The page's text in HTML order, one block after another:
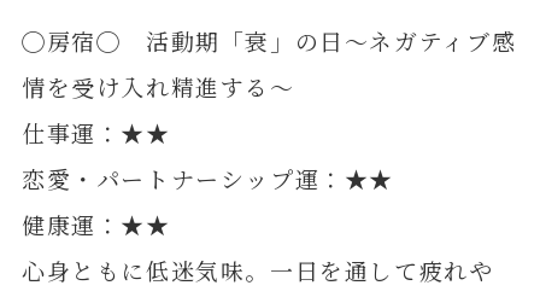
◯房宿◯ 活動期「衰」の日～ネガティブ感
情を受け入れ精進する～
仕事運：★★
恋愛・パートナーシップ運：★★
健康運：★★
心身ともに低迷気味。一日を通して疲れや